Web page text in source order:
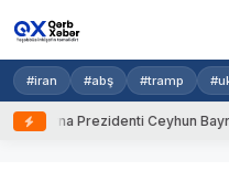
#iran #abş #tramp
Prezidenti Ceyhun